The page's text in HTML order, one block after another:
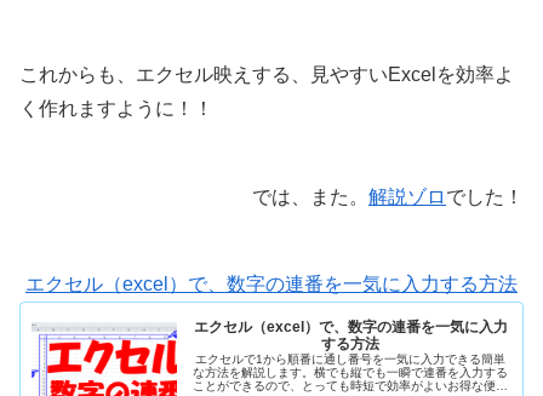
これからも、エクセル映えする、見やすいExcelを効率よ
く作れますように！！
では、また。 解説ゾロ でした！
エクセル（excel）で、数字の連番を一気に入力する方法
エクセル（excel）で、数字の連番を一気に入力
する方法
エクセルで1から順番に通し番号を一気に入力できる簡単
な方法を解説します。横でも縦でも一瞬で連番を入力する
ことができるので、とっても時短で効率がよいお得な便利